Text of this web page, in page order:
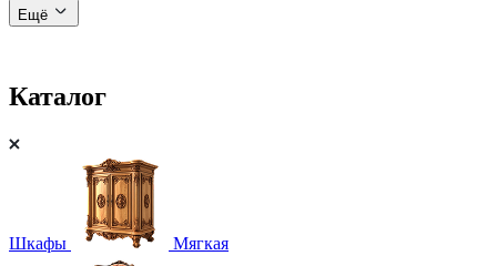
Ещё
Каталог
Шкафы Мягкая